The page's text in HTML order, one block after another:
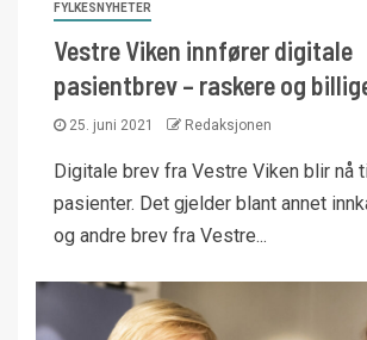
FYLKESNYHETER
Vestre Viken innfører digitale
pasientbrev – raskere og
25. juni 2021 Redaksjonen
Digitale brev fra Vestre Viken blir nå
pasienter. Det gjelder blant annet
og andre brev fra Vestre...